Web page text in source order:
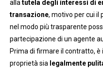
allatutela degli interessi di
transazione, motivo per cui il
nel modo più trasparente
partecipazione di un agente
Prima di firmare il contratto,
proprietà sia legalmente